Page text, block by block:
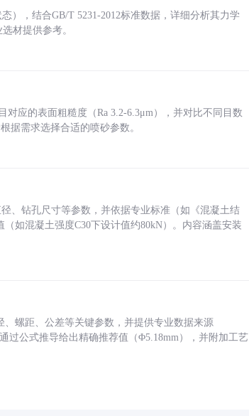
），结合GB/T 5231-2012标准数据，详细分析其力学
材提供参考。
应的表面粗糙度（Ra 3.2-6.3μm），并对比不同目数
据需求选择合适的喷砂参数。
、钻孔尺寸等参数，并依据专业标准（如《混凝土结
如混凝土强度C30下设计值约80kN）。内容涵盖安装
螺距、公差等关键参数，并提供专业数据来源
过公式推导给出精确推荐值（Φ5.18mm），并附加工艺